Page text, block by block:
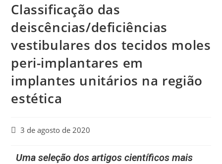
Classificação das
deiscências/deficiências
vestibulares dos tecidos moles
peri-implantares em
implantes unitários na região
estética
3 de agosto de 2020
Uma seleção dos artigos científicos mais